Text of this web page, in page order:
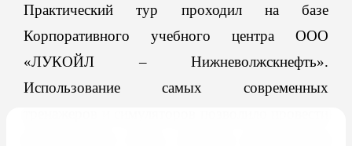
Практический тур проходил на базе
Корпоративного учебного центра ООО
«ЛУКОЙЛ – Нижневолжскнефть».
Использование самых современных